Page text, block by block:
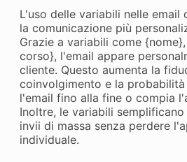
L'uso delle variabili nelle email
la comunicazione più
Grazie a variabili come
corso}, l'email appare
cliente. Questo aumenta la
coinvolgimento e la
l'email fino alla fine o compia
Inoltre, le variabili
invii di massa senza perdere
individuale.